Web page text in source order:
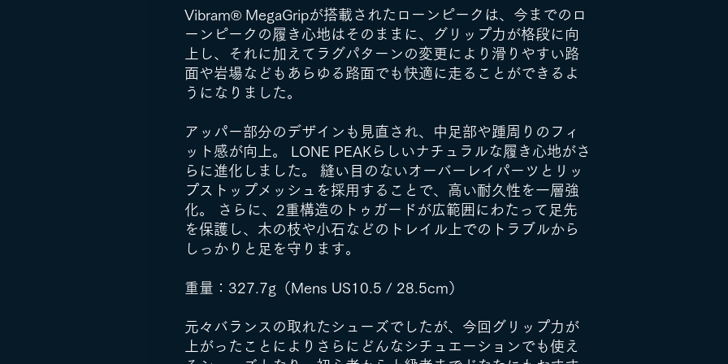
Vibram® MegaGripが搭載されたローンピークは、今までのロ
ーンピークの履き心地はそのままに、グリップ力が格段に向
上し、それに加えてラグパターンの変更により滑りやすい路
面や岩場などもあらゆる路面でも快適に走ることができるよ
うになりました。
アッパー部分のデザインも見直され、中足部や踵周りのフィ
ット感が向上。 LONE PEAKらしいナチュラルな履き心地がさ
らに進化しました。 縫い目のないオーバーレイパーツとリッ
プストップメッシュを採用することで、高い耐久性を一層強
化。 さらに、2重構造のトゥガードが広範囲にわたって足先
を保護し、木の枝や小石などのトレイル上でのトラブルから
しっかりと足を守ります。
重量：327.7g（Mens US10.5 / 28.5cm）
元々バランスの取れたシューズでしたが、今回グリップ力が
上がったことによりさらにどんなシチュエーションでも使え